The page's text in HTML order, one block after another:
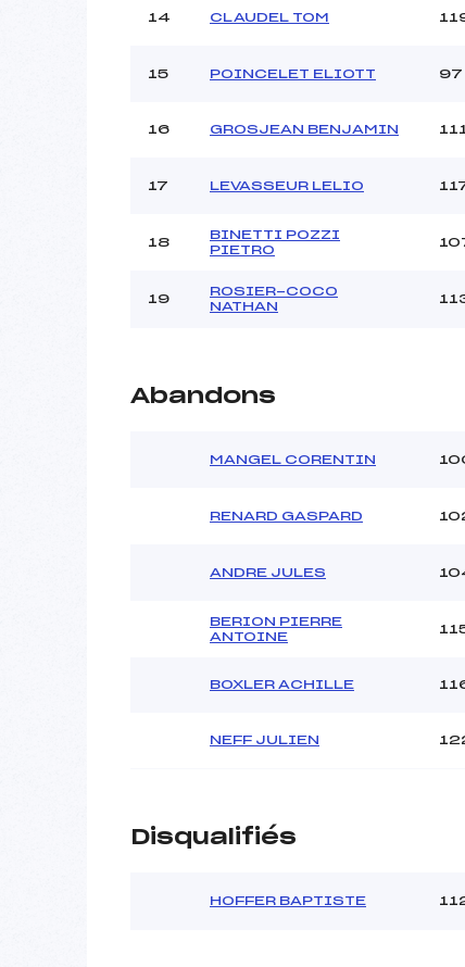
14 CLAUDEL TOM
15 POINCELET ELIOTT 97
16 GROSJEAN BENJAMIN
17 LEVASSEUR LELIO
18
BINETTI POZZI
PIETRO
19
ROSIER-COCO
NATHAN
Abandons
MANGEL CORENTIN
RENARD GASPARD
ANDRE JULES
BERION PIERRE
ANTOINE
BOXLER ACHILLE
NEFF JULIEN
Disqualifiés
HOFFER BAPTISTE